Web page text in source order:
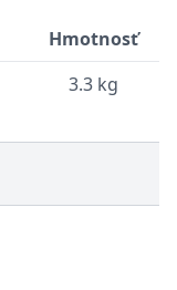
Hmotnosť
3.3 kg